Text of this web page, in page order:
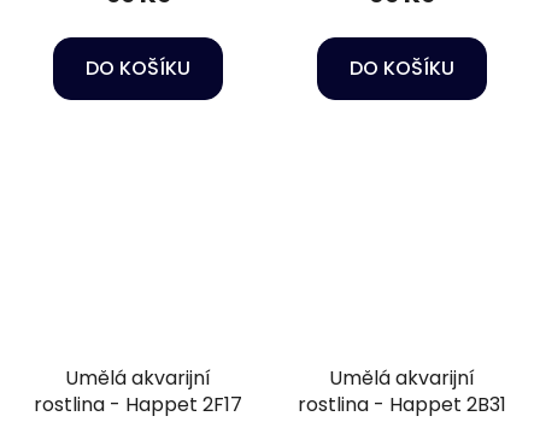
DO KOŠÍKU DO KOŠÍKU
Umělá akvarijní
rostlina - Happet 2F17
Umělá akvarijní
rostlina - Happet 2B31